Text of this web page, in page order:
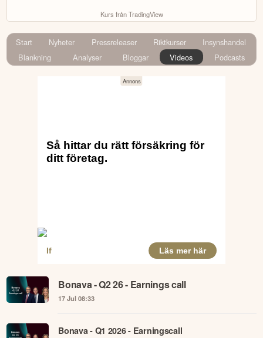
Kurs från TradingView
Start Nyheter Pressreleaser Riktkurser
Insynshandel
Blankning
Analyser Bloggar Videos Podcasts
Bonava - Q2 26 - Earnings call
17 Jul 08:33
Bonava - Q1 2026 - Earningscall